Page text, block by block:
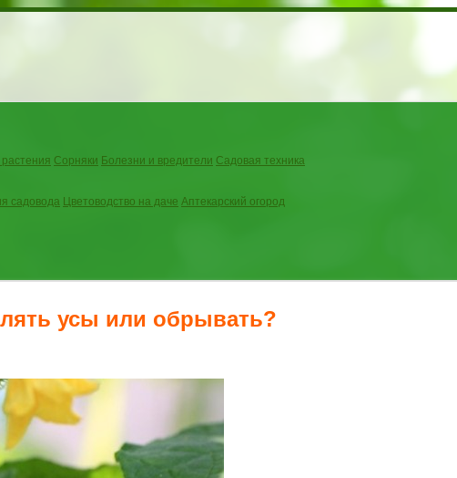
Сорняки Болезни и вредители Садовая техника
садовода Цветоводство на даче Аптекарский огород
усы или обрывать?